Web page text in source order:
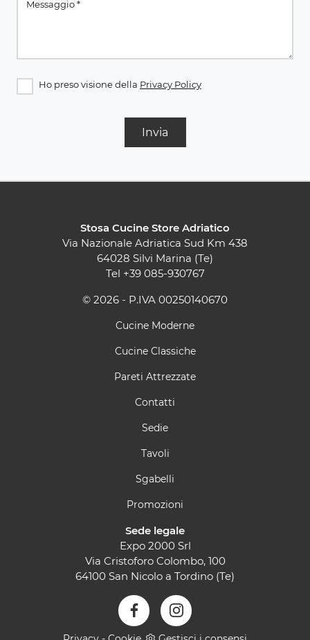
Ho preso visione della Privacy Policy
Invia
Stosa Cucine Store Adriatico
Via Nazionale Adriatica Sud Km 438
64028 Silvi Marina (Te)
Tel +39 085-930767
© 2026 - P.IVA 00250140670
Cucine Moderne
Cucine Classiche
Pareti Attrezzate
Contatti
Sedie
Tavoli
Sgabelli
Promozioni
Sede legale
Expo 2000 Srl
Via Cristoforo Colombo, 100
64100 San Nicolo a Tordino (Te)